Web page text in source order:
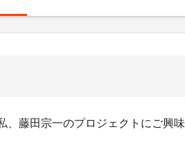
、藤田宗一のプロジェクトにご興